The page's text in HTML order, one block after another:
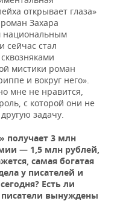
открывает глаза»
Захара
национальным
сейчас стал
мистики роман
и вокруг него».
мне не нравится,
с которой они не
задачу.
получает 3 млн
— 1,5 млн рублей,
самая богатая
у писателей и
Есть ли
вынуждены